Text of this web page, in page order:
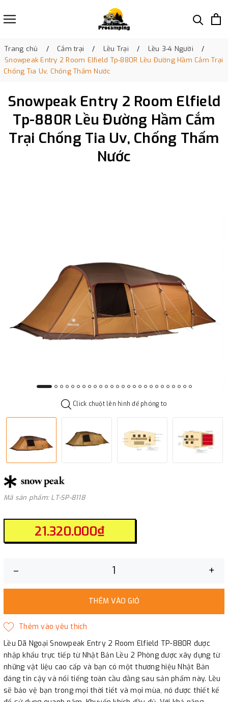
Trang chủ Cắm trại Lều Trại
Lều 3-4 Người
Snowpeak Entry 2 Room Elfield Tp-880R Lều Đường Hầm Cắm Trại
Chống Tia Uv, Chống Thấm Nước
Snowpeak Entry 2 Room Elfield
Tp-880R Lều Đường Hầm Cắm
Trại Chống Tia Uv, Chống Thấm
Nước
Click chuột lên hình để phóng to
Mã sản phẩm: LT-SP-8118
21.320.000₫
– +
THÊM VÀO GIỎ
Lều Dã Ngoại Snowpeak Entry 2 Room Elfield TP-880R được
nhập khẩu trực tiếp từ Nhật Bản Lều 2 Phòng được xây dựng từ
những vật liệu cao cấp và bạn có một thương hiệu Nhật Bản
đáng tin cậy và nổi tiếng toàn cầu đằng sau sản phẩm này. Lều
sẽ bảo vệ bạn trong mọi thời tiết và mọi mùa, nó được thiết kế